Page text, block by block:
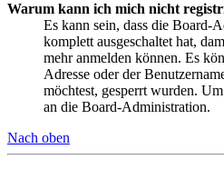
Warum kann ich mich nicht
Es kann sein, dass die Board-
komplett ausgeschaltet hat,
mehr anmelden können. Es
Adresse oder der
möchtest, gesperrt wurden.
an die Board-Administration.
Nach oben